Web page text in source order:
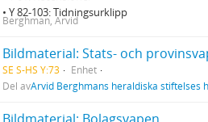
• Y 82-103: Tidningsurklipp
Berghman, Arvid
Bildmaterial: Stats- och
SE S-HS Y:73
Enhet
Del avArvid Berghmans heraldiska stiftelses
Bildmaterial: Bolagsvapen